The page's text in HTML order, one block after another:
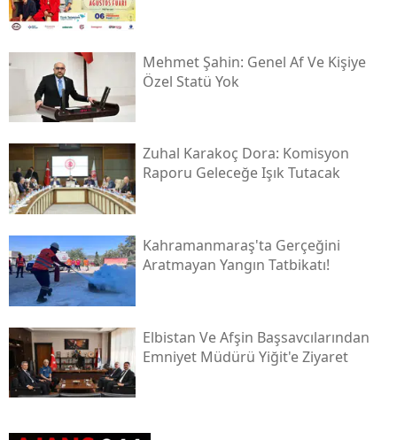
Mehmet Şahin: Genel Af Ve Kişiye
Özel Statü Yok
Zuhal Karakoç Dora: Komisyon
Raporu Geleceğe Işık Tutacak
Kahramanmaraş'ta Gerçeğini
Aratmayan Yangın Tatbikatı!
Elbistan Ve Afşin Başsavcılarından
Emniyet Müdürü Yiğit'e Ziyaret